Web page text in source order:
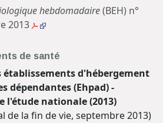
hebdomadaire(BEH) n°
2013
de santé
établissements d'hébergement
dépendantes (Ehpad) -
l'étude nationale (2013)
de la fin de vie, septembre 2013)